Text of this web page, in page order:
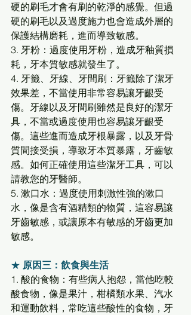
硬的刷毛才會有刷的乾淨的感覺。但過
硬的刷毛以及過度施力也會造成外層的
保護結構磨耗，進而導致敏感。
3. 牙粉：過度使用牙粉，造成牙釉質損
耗，牙本質敏感就發生了。
4. 牙籤、牙線、牙間刷：牙籤除了潔牙
效果差，不當使用非常容易讓牙齦受
傷。牙線以及牙間刷雖然是良好的潔牙
具，不當或過度使用也容易讓牙齦受
傷。這些進而造成牙根暴露，以及牙骨
質間接受損，導致牙本質暴露，牙齒敏
感。如何正確使用這些潔牙工具，可以
請教您的牙醫師。
5. 漱口水：過度使用刺激性強的漱口
水，像是含有酒精類的物質，這容易讓
牙齒敏感，或讓原本有敏感的牙齒更加
敏感。
★ 原因三：飲食與生活
1. 酸的食物：有些病人抱怨，當他吃較
酸食物，像是果汁，柑橘類水果、汽水
和運動飲料，常吃這些酸性的食物，牙